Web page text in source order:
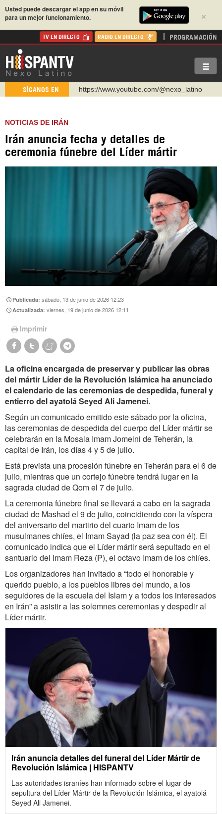
×
Usted puede descargar el app en su móvil
para un mejor funcionamiento.
TV EN DIRECTO RADIO EN DIRECTO PROGRAMACIÓN
SÍGANOS EN
https://www.youtube.com/@nexo_latino
https://urmedium.com/c/hispantv
WhatsApp y Viber: +98 921 79 29 404
https://www.facebook.com/Nexolatino.Canal
NOTICIAS DE IRÁN
Irán anuncia fecha y detalles de
ceremonia fúnebre del Líder mártir
Publicada:sábado, 13 de junio de 2026 12:23
Actualizada:viernes, 19 de junio de 2026 12:11
Imprimir
La oficina encargada de preservar y publicar las obras
del mártir Líder de la Revolución Islámica ha anunciado
el calendario de las ceremonias de despedida, funeral y
entierro del ayatolá Seyed Ali Jamenei.
Según un comunicado emitido este sábado por la oficina,
las ceremonias de despedida del cuerpo del Líder mártir se
celebrarán en la Mosala Imam Jomeini de Teherán, la
capital de Irán, los días 4 y 5 de julio.
Está prevista una procesión fúnebre en Teherán para el 6 de
julio, mientras que un cortejo fúnebretendrá lugar en la
sagrada ciudad de Qom el 7 de julio.
La ceremonia fúnebre final se llevará a cabo en la sagrada
ciudad de Mashad el 9 de julio, coincidiendo con la víspera
del aniversario del martirio del cuarto Imam de los
musulmanes chiíes, el Imam Sayad (la paz sea con él). El
comunicado indica que el Líder mártir será sepultado en el
santuario del Imam Reza (P), el octavo Imam de los chiíes.
Los organizadores han invitado a “todo el honorable y
querido pueblo, a los pueblos libres del mundo, a los
seguidores de la escuela del Islam y a todos los interesados
​​en Irán” a asistir a las solemnes ceremonias y despedir al
Líder mártir.
Irán anuncia detalles del funeral del Líder Mártir de
Revolución Islámica | HISPANTV
Las autoridades israníes han informado sobre el lugar de
sepultura del Líder Mártir de la Revolución Islámica, el ayatolá
Seyed Ali Jamenei.